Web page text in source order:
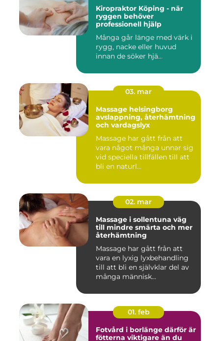
Kiropraktor Köping - när
ryggen behöver
professionell hjälp
Många går länge med värk i
rygg, nacke eller huvud
innan de söker hjä...
03. mar
Massage helsingborg
avslappning, återhämtning
och vardagslyx
Massage har gått från att
vara något många unnar sig
vid speciella tillfällen till att
bli en naturl...
02. mar
Massage i sollentuna väg
till mindre smärta och mer
återhämtning
Massage har gått från att
vara en lyxig lyxbehandling
till att bli en självklar del av
många människ...
01. feb
Fotvård i borlänge därför är
fötterna viktigare än du